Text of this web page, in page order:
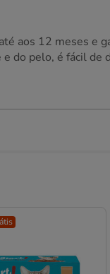
aos 12 meses e
do pelo, é fácil de